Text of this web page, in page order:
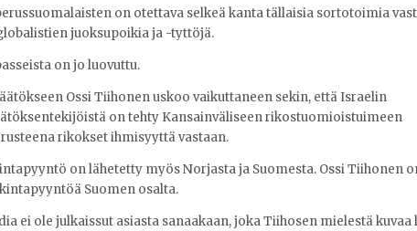
on otettava selkeä kanta tällaisia sortotoimia
juoksupoikia ja -tyttöjä.
on jo luovuttu.
Ossi Tiihonen uskoo vaikuttaneen sekin, että Israelin
on tehty Kansainväliseen rikostuomioistuimeen
rikokset ihmisyyttä vastaan.
on lähetetty myös Norjasta ja Suomesta. Ossi Tiihonen
Suomen osalta.
ei ole julkaissut asiasta sanaakaan, joka Tiihosen mielestä kuvaa